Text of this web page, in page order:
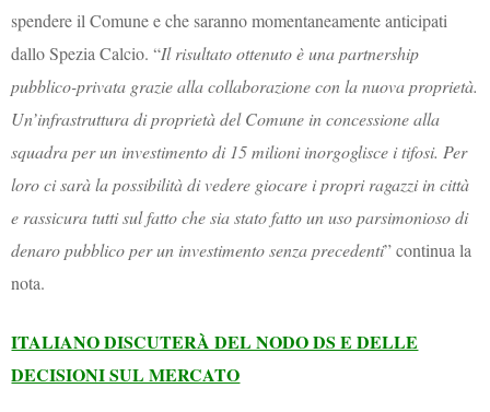
spendere il Comune e che saranno momentaneamente anticipati
dallo Spezia Calcio. “Il risultato ottenuto è una partnership
pubblico-privata grazie alla collaborazione con la nuova proprietà.
Un’infrastruttura di proprietà del Comune in concessione alla
squadra per un investimento di 15 milioni inorgoglisce i tifosi. Per
loro ci sarà la possibilità di vedere giocare i propri ragazzi in città
e rassicura tutti sul fatto che sia stato fatto un uso parsimonioso di
denaro pubblico per un investimento senza precedenti” continua la
nota.
ITALIANO DISCUTERÀ DEL NODO DS E DELLE
DECISIONI SUL MERCATO